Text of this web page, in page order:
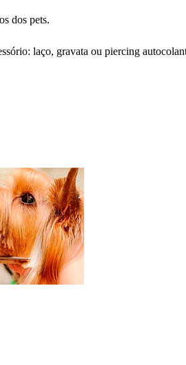
dos pets.
laço, gravata ou piercing